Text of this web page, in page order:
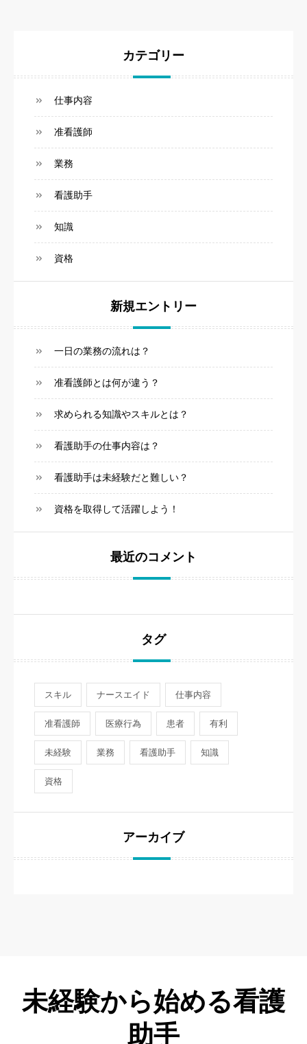
カテゴリー
仕事内容
准看護師
業務
看護助手
知識
資格
新規エントリー
一日の業務の流れは？
准看護師とは何が違う？
求められる知識やスキルとは？
看護助手の仕事内容は？
看護助手は未経験だと難しい？
資格を取得して活躍しよう！
最近のコメント
タグ
スキル ナースエイド 仕事内容
准看護師 医療行為 患者 有利
未経験 業務 看護助手 知識
資格
アーカイブ
未経験から始める看護
助手